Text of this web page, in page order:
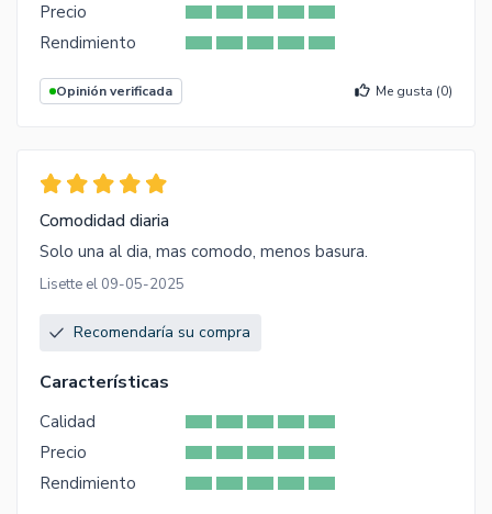
Precio
Rendimiento
Opinión verificada Me gusta (0)
Comodidad diaria
Solo una al dia, mas comodo, menos basura.
Lisette el 09-05-2025
Recomendaría su compra
Características
Calidad
Precio
Rendimiento